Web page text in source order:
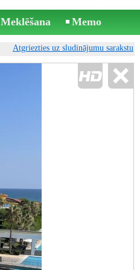
Meklēšana Memo
Atgriezties uz sludinājumu sarakstu